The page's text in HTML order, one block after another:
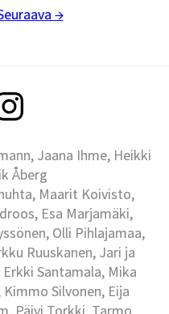
→
Jaana Ihme, Heikki
Åberg
Maarit Koivisto,
Esa Marjamäki,
Olli Pihlajamaa,
Ruuskanen, Jari ja
Santamala, Mika
Silvonen, Eija